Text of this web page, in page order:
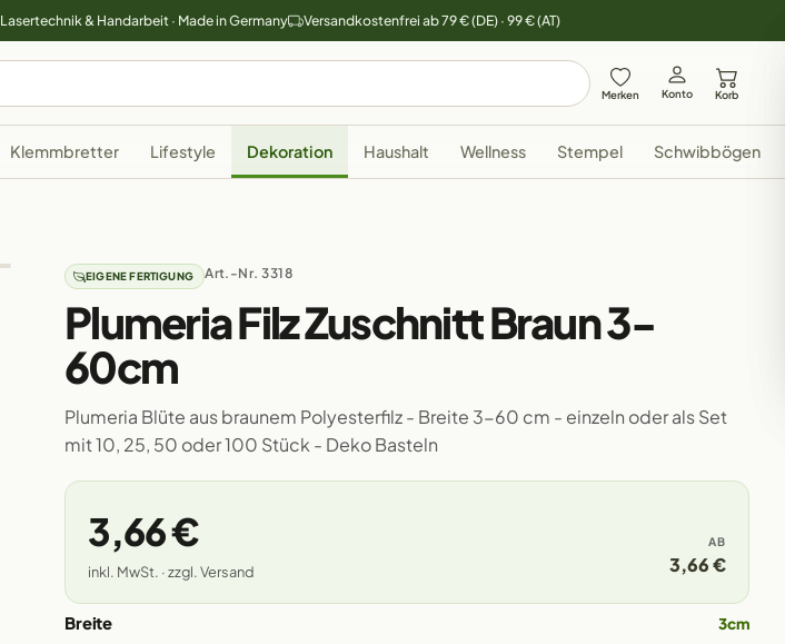
Lasertechnik & Handarbeit · Made in Germany Versandkostenfrei ab 79 € (DE) · 99 € (AT)
Merken Konto Korb
Klemmbretter Lifestyle Dekoration Haushalt Wellness Stempel Schwibbögen
EIGENE FERTIGUNG Art.-Nr. 3318
Plumeria Filz Zuschnitt Braun 3-
60cm
Plumeria Blüte aus braunem Polyesterfilz - Breite 3-60 cm - einzeln oder als Set
mit 10, 25, 50 oder 100 Stück - Deko Basteln
3,66 €
inkl. MwSt. · zzgl. Versand
AB
3,66 €
Breite 3cm